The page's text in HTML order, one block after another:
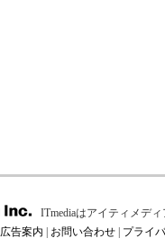
ITmediaはアイティメデ
広告案内 お問い合わせ プライ